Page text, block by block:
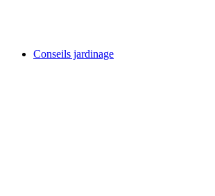
Conseils jardinage